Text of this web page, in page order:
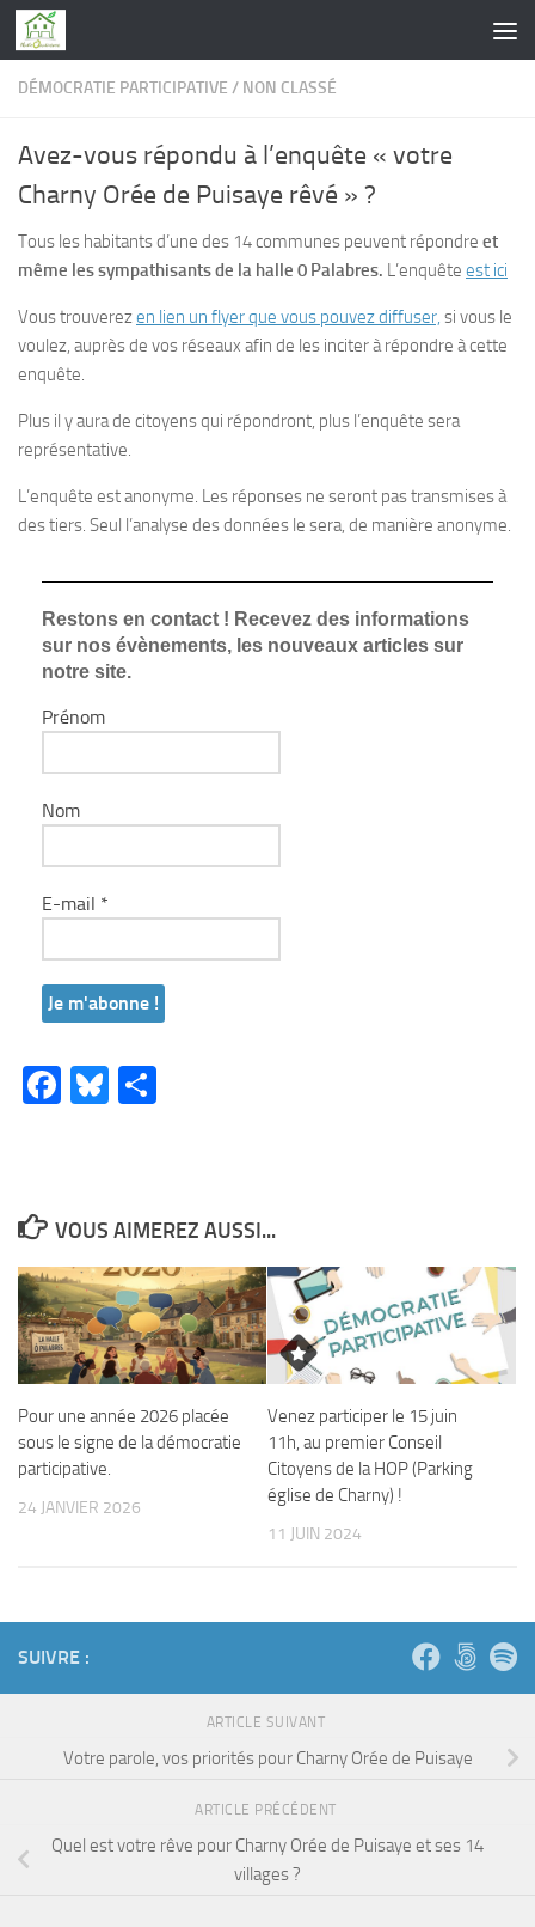
Skip to content
DÉMOCRATIE PARTICIPATIVE / NON CLASSÉ
Avez-vous répondu à l’enquête « votre
Charny Orée de Puisaye rêvé » ?
Tous les habitants d’une des 14 communes peuvent répondre et
même les sympathisants de la halle 0 Palabres. L’enquête est ici
Vous trouverezen lien un flyer que vous pouvez diffuser, si vous le
voulez, auprès de vos réseaux afin de les inciter à répondre à cette
enquête.
Plus il y aura de citoyens qui répondront, plus l’enquête sera
représentative.
L’enquête est anonyme. Les réponses ne seront pas transmises à
des tiers. Seul l’analyse des données le sera, de manière anonyme.
Restons en contact ! Recevez des informations
sur nos évènements, les nouveaux articles sur
notre site.
Prénom
Nom
E-mail *
Facebook
Bluesky
VOUS AIMEREZ AUSSI...
Pour une année 2026 placée
sous le signe de la démocratie
participative.
24 JANVIER 2026
Venez participer le 15 juin
11h, au premier Conseil
Citoyens de la HOP (Parking
église de Charny) !
11 JUIN 2024
SUIVRE :
ARTICLE SUIVANT
Votre parole, vos priorités pour Charny Orée de Puisaye
ARTICLE PRÉCÉDENT
Quel est votre rêve pour Charny Orée de Puisaye et ses 14
villages ?